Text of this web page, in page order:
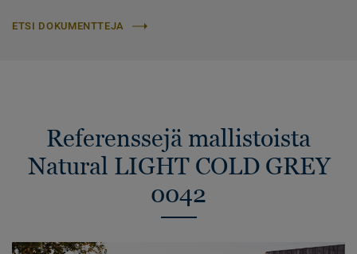
ETSI DOKUMENTTEJA
Referenssejä mallistoista
Natural LIGHT COLD GREY
0042